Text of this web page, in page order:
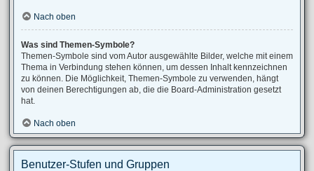
Nach oben
Was sind Themen-Symbole?
Themen-Symbole sind vom Autor ausgewählte Bilder, welche mit einem
Thema in Verbindung stehen können, um dessen Inhalt kennzeichnen
zu können. Die Möglichkeit, Themen-Symbole zu verwenden, hängt
von deinen Berechtigungen ab, die die Board-Administration gesetzt
hat.
Nach oben
Benutzer-Stufen und Gruppen